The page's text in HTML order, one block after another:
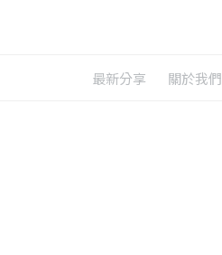
最新分享 關於我們